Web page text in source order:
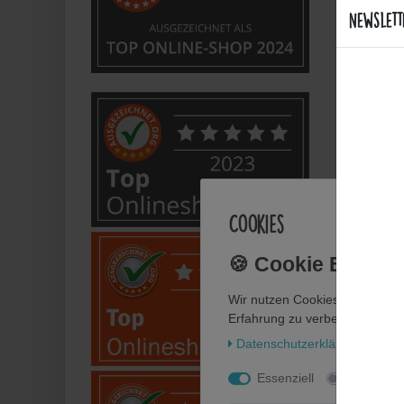
Cookies
Wir nutzen Cookies auf
Erfahrung zu verbessern.
Daten­schutz­erklärung
Essenziell